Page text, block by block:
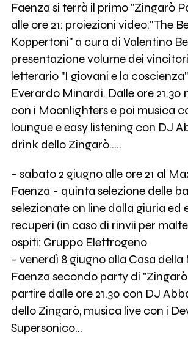
Faenza si terrà il primo "Zingarò
alle ore 21: proiezioni video:"The
Koppertoni" a cura di Valentino
presentazione volume dei
letterario "I giovani e la
Everardo Minardi. Dalle ore 21.30
con i Moonlighters e poi musica
loungue e easy listening con DJ
drink dello Zingarò.....
- sabato 2 giugno alle ore 21 al
Faenza - quinta selezione delle
selezionate on line dalla giuria ed
recuperi (in caso di rinvii per
ospiti: Gruppo Elettrogeno
- venerdì 8 giugno alla Casa della
Faenza secondo party di
partire dalle ore 21.30 con DJ
dello Zingarò, musica live con i
Supersonico...